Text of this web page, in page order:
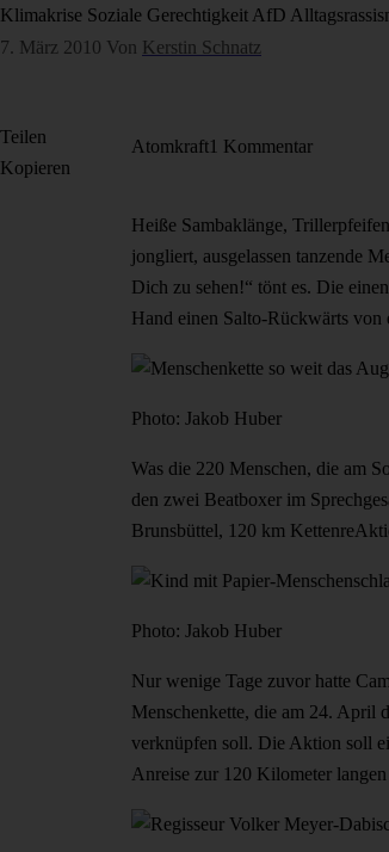
Klimakrise Soziale Gerechtigkeit AfD
7. März 2010 Von Kerstin Schnatz
Atomkraft1 Kommentar
Heiße Sambaklänge,
jongliert, ausgelassen tanzende
Dich zu sehen!“ tönt es. Die
Hand einen Salto-Rückwärts von
Photo: Jakob Huber
Was die 220 Menschen, die am
den zwei Beatboxer im
Brunsbüttel, 120 km
Photo: Jakob Huber
Nur wenige Tage zuvor hatte
Menschenkette, die am 24. April
verknüpfen soll. Die Aktion soll
Anreise zur 120 Kilometer
Teilen
Kopieren